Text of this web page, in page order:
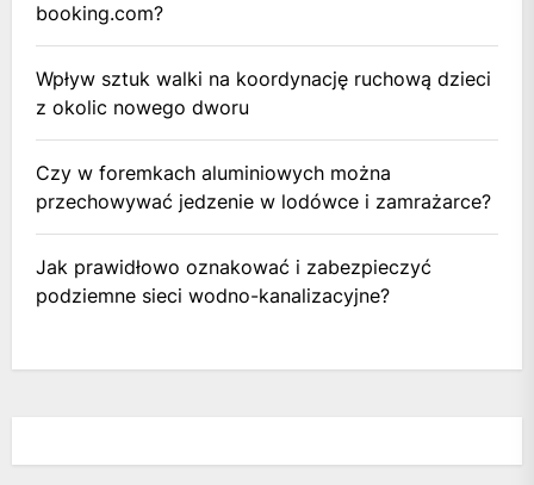
booking.com?
Wpływ sztuk walki na koordynację ruchową dzieci
z okolic nowego dworu
Czy w foremkach aluminiowych można
przechowywać jedzenie w lodówce i zamrażarce?
Jak prawidłowo oznakować i zabezpieczyć
podziemne sieci wodno-kanalizacyjne?